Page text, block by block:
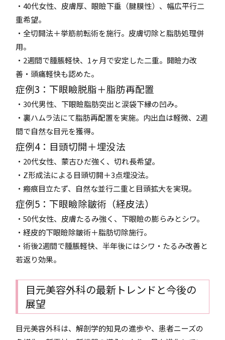
・40代女性、皮膚厚、眼瞼下垂（腱膜性）、幅広平行二
重希望。
・全切開法＋挙筋前転術を施行。皮膚切除と脂肪処理併
用。
・2週間で腫脹軽快、1ヶ月で安定した二重。開瞼力改
善・頭痛軽快も認めた。
症例3：下眼瞼脱脂＋脂肪再配置
・30代男性、下眼瞼脂肪突出と涙袋下縁の凹み。
・裏ハムラ法にて脂肪再配置を実施。内出血は軽微、2週
間で自然な目元を獲得。
症例4：目頭切開＋埋没法
・20代女性、蒙古ひだ強く、切れ長希望。
・Z形成法による目頭切開＋3点埋没法。
・瘢痕目立たず、自然な並行二重と目頭拡大を実現。
症例5：下眼瞼除皺術（経皮法）
・50代女性、皮膚たるみ強く、下眼瞼の膨らみとシワ。
・経皮的下眼瞼除皺術＋脂肪切除施行。
・術後2週間で腫脹軽快、半年後にはシワ・たるみ改善と
若返り効果。
目元美容外科の最新トレンドと今後の
展望
目元美容外科は、解剖学的知見の進歩や、患者ニーズの